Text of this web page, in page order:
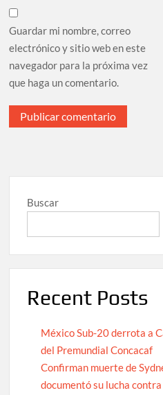
Guardar mi nombre, correo
electrónico y sitio web en este
navegador para la próxima vez
que haga un comentario.
Buscar
Recent Posts
México Sub-20 derrota a
del Premundial Concacaf
Confirman muerte de
documentó su lucha